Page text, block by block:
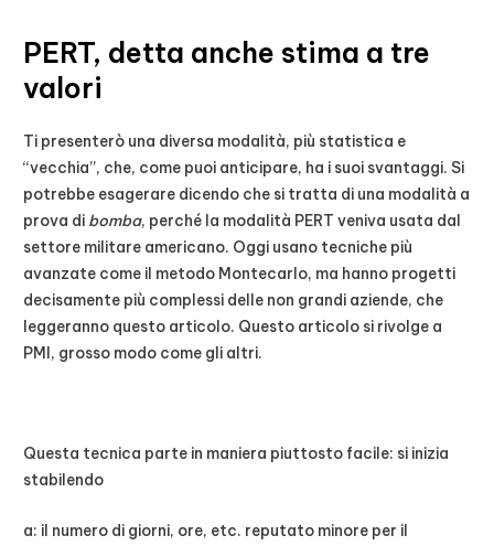
PERT, detta anche stima a tre
valori
Ti presenterò una diversa modalità, più statistica e
“vecchia”, che, come puoi anticipare, ha i suoi svantaggi. Si
potrebbe esagerare dicendo che si tratta di una modalità a
prova di bomba, perché la modalità PERT veniva usata dal
settore militare americano. Oggi usano tecniche più
avanzate come il metodo Montecarlo, ma hanno progetti
decisamente più complessi delle non grandi aziende, che
leggeranno questo articolo. Questo articolo si rivolge a
PMI, grosso modo come gli altri.
Questa tecnica parte in maniera piuttosto facile: si inizia
stabilendo
a: il numero di giorni, ore, etc. reputato minore per il